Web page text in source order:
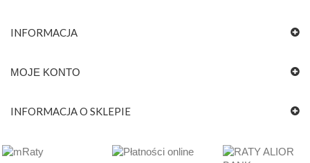
INFORMACJA
MOJE KONTO
INFORMACJA O SKLEPIE